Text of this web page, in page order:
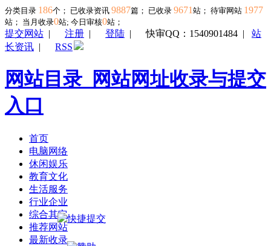
分类目录 186个； 已收录资讯 9887篇； 已收录 9671 站； 待审网站 1977
站； 当月收录0站; 今日审核0站；
提交网站 | 注册 | 登陆 |快审QQ：1540901484 | 站
长资讯 | RSS
网站目录_网站网址收录与提交
入口
首页
电脑网络
休闲娱乐
教育文化
生活服务
行业企业
综合其它
推荐网站
最新收录